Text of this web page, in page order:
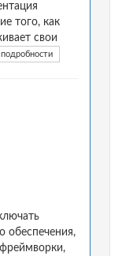
того, как
свои
подробности
обеспечения,